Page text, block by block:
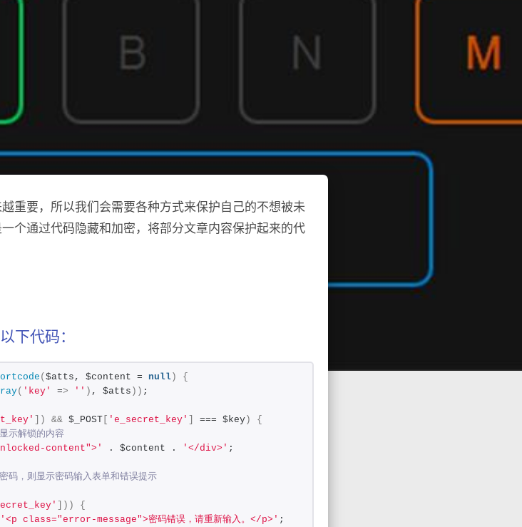
重要，所以我们会需要各种方式来保护自己的不想被未
个通过代码隐藏和加密，将部分文章内容保护起来的代
下代码：
($atts, $content = null)
{
( 'key' => '' ) , $atts )) ;
]) && $_POST [ 'e_secret_key' ] === $key)
{
示解锁的内容
content">' . $content . '</div>' ;
，则显示密码输入表单和错误提示
]))
{
'<p class="error-message">密码错误，请重新输入。</p>' ;